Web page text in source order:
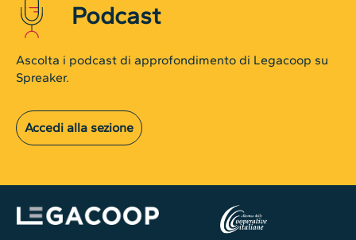
Podcast
Ascolta i podcast di approfondimento di Legacoop su
Spreaker.
Accedi alla sezione